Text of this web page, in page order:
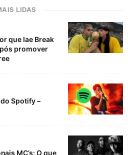
LIDAS
que Iae Break
promover
Spotify –
MC’s: O que